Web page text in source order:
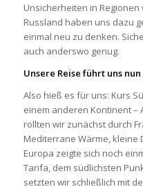
Unsicherheiten in
Russland haben uns dazu
einmal neu zu denken.
auch anderswo genug.
Unsere Reise führt uns
Also hieß es für uns: Kurs
einem anderen Kontinent –
rollten wir zunächst durch
Mediterrane Wärme, kleine
Europa zeigte sich noch
Tarifa, dem südlichsten
setzten wir schließlich mit